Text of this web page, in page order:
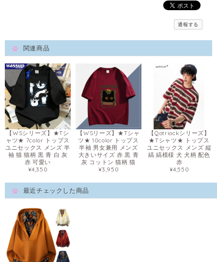
通報する
関連商品
【WSシリーズ】★Tシ
ャツ★ 7color トップス
ユニセックス メンズ 半
袖 猫 猫柄 黒 青 白 灰
赤 可愛い
¥4,350
【WSリーズ】★Tシャ
ツ★ 10color トップス
半袖 男女兼用 メンズ
大きいサイズ 赤 黒 青
灰 コットン 猫柄 猫
¥3,950
【Qotriockシリーズ】
★Tシャツ★ トップス
ユニセックス メンズ 縦
縞 縞模様 犬 犬柄 配色
赤
¥4,550
最近チェックした商品